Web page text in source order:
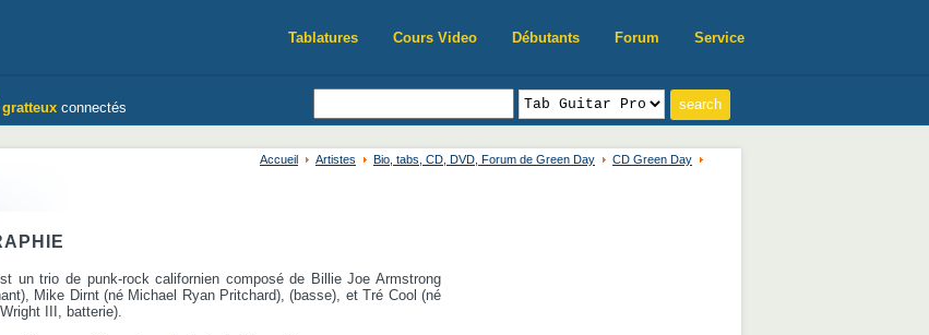
Tablatures Cours Video Débutants Forum Service
gratteux connectés
Accueil Artistes Bio, tabs, CD, DVD, Forum de Green Day CD Green Day
un trio de punk-rock californien composé de Billie Joe Armstrong
Mike Dirnt (né Michael Ryan Pritchard), (basse), et Tré Cool (né
III, batterie).